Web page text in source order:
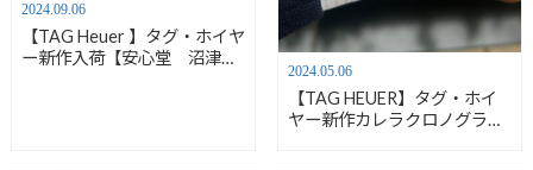
2024.09.06
【TAG Heuer 】タグ・ホイヤ
ー新作入荷【安心堂 沼津
2024.05.06
【TAG HEUER】タグ・ホイ
ヤー新作カレラクロノグラフ